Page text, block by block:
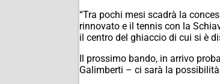
“Tra pochi mesi scadrà la
rinnovato e il tennis con la
il centro del ghiaccio di cui si è
Il prossimo bando, in arrivo
Galimberti – ci sarà la